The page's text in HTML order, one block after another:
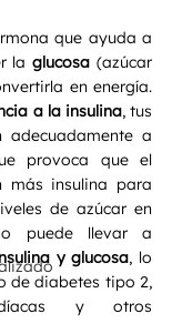
que ayuda a
la glucosa (azúcar
en energía.
a la insulina, tus
adecuadamente a
provoca que el
más insulina para
de azúcar en
y glucosa, lo
de diabetes tipo 2,
y otros